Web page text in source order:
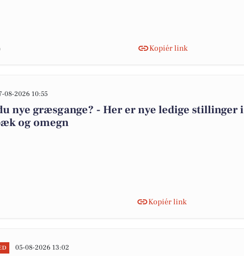
Kopiér link
08-2026 10:55
nye græsgange? - Her er nye ledige stillinger i
og omegn
Kopiér link
05-08-2026 13:02